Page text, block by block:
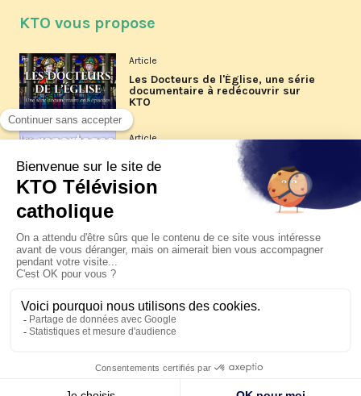
KTO vous propose
Article
Les Docteurs de l'Église, une série
documentaire à redécouvrir sur
KTO
Article
Les reportages d'été 2026 de KTO
La visite pastorale du pape Léon
XIV à Assise à suivre sur KTO le
jeudi 6 août
Le pape en Uruguay, Argentine et
Pérou du 6 au 17 novembre 2026